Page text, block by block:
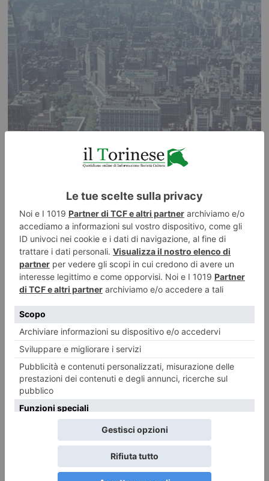
ILTORINESE POST RECENTI
LASCIA UN COMMENTO